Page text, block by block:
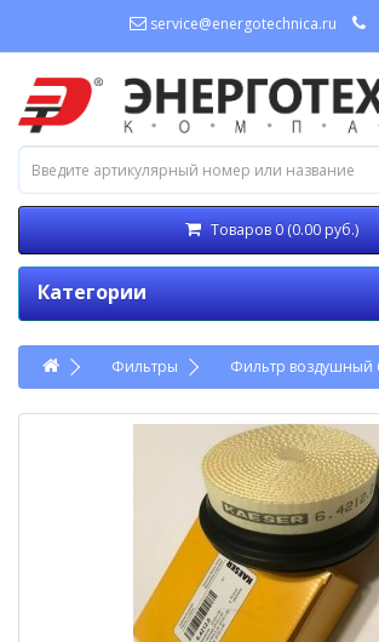
service@energotechnica.ru
Товаров 0 (0.00 руб.)
Категории
Фильтры Фильтр воздушный